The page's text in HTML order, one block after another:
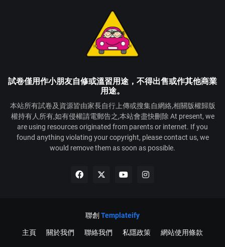
試卷僅用作小朋友自修或溫習用途，不得出售或作其他商業
用途。
本站所有試卷及資源皆由家長自行上傳或搜集自網絡,相關版權歸版
權持有人所有,如有侵權請電郵告之,本站會盡快刪除 At present, we
are using resources originated from parents or internet. If you
found anything violating your copyright, please contact us, we
would remove them as soon as possible.
聯創 Templateify
主頁 關於我們 聯絡我們 私隱政策 網站使用條款